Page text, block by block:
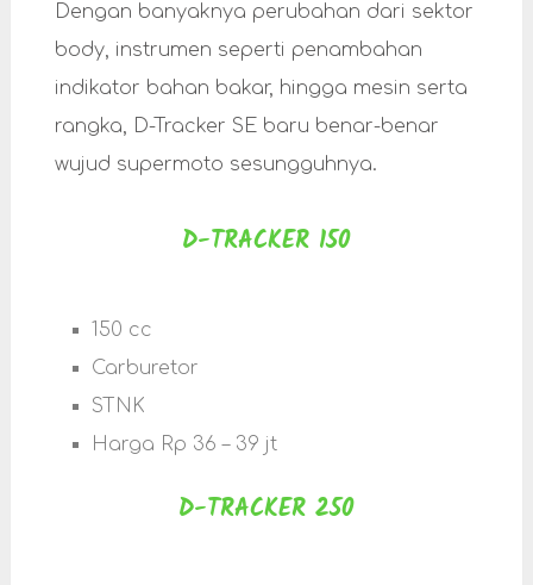
Dengan banyaknya perubahan dari sektor
body, instrumen seperti penambahan
indikator bahan bakar, hingga mesin serta
rangka, D-Tracker SE baru benar-benar
wujud supermoto sesungguhnya.
D-TRACKER 150
150 cc
Carburetor
STNK
Harga Rp 36 – 39 jt
D-TRACKER 250